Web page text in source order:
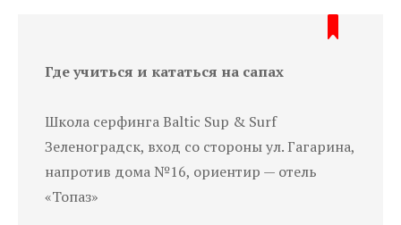
Где учиться и кататься на сапах
Школа серфинга Baltic Sup & Surf
Зеленоградск, вход со стороны ул. Гагарина,
напротив дома №16, ориентир — отель
«Топаз»